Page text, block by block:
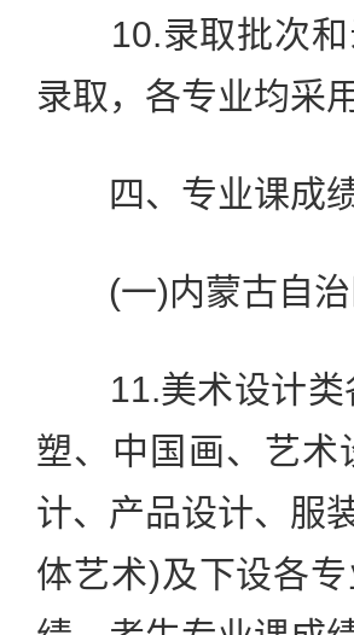
10.录取批次和
录取，各专业均采
四、专业课成
(一)内蒙古自治
11.美术设计类
塑、中国画、艺
计、产品设计、服
体艺术)及下设各